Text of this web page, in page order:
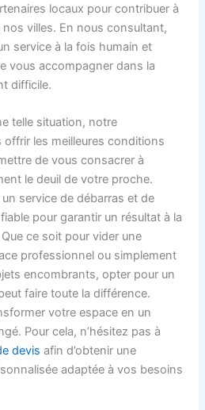
locaux pour contribuer à
villes. En nous consultant,
service à la fois humain et
vous accompagner dans la
difficile.
telle situation, notre
les meilleures conditions
de vous consacrer à
le deuil de votre proche.
service de débarras et de
pour garantir un résultat à la
ce soit pour vider une
professionnel ou simplement
encombrants, opter pour un
faire toute la différence.
votre espace en un
Pour cela, n’hésitez pas à
devis afin d’obtenir une
adaptée à vos besoins